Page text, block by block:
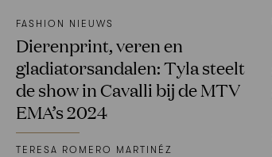
FASHION NIEUWS
Dierenprint, veren en
gladiatorsandalen: Tyla steelt
de show in Cavalli bij de MTV
EMA’s 2024
TERESA ROMERO MARTINÉZ